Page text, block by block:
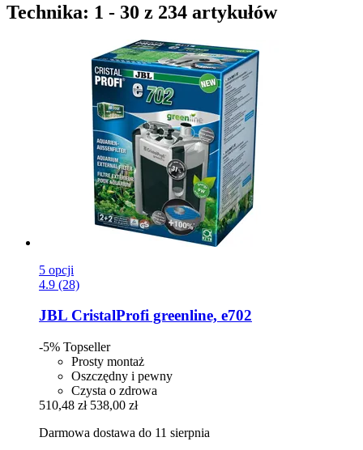
Technika: 1 - 30 z 234 artykułów
5 opcji
4.9 (28)
JBL CristalProfi greenline, e702
-5% Topseller
Prosty montaż
Oszczędny i pewny
Czysta o zdrowa
510,48 zł 538,00 zł
Darmowa dostawa do 11 sierpnia